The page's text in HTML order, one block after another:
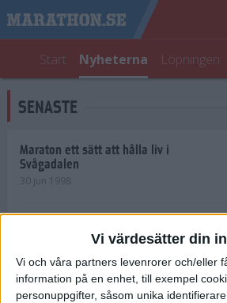
Vi värdesätter din
Vi och våra partners levenrorer och/eller
information på en enhet, till exempel
personuppgifter, såsom unika
Start Nyheterna Löpningen
SENASTE
Maraton ett sätt att hålla liv i
Svågadalen
30 jun 1998
Norrlänningar firade semester i
Strängnäs